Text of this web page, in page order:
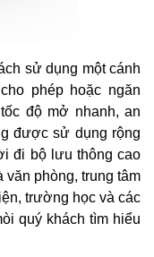
sử dụng một cánh
phép hoặc ngăn
độ mở nhanh, an
được sử dụng rộng
đi bộ lưu thông cao
phòng, trung tâm
trường học và các
quý khách tìm hiểu